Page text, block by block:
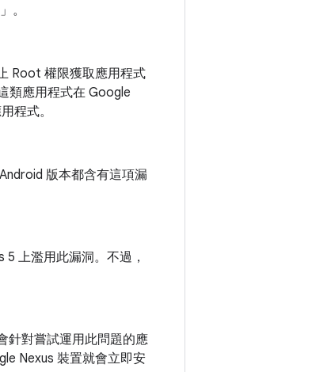
。
Root 權限獲取應用程式
類應用程式在 Google
程式。
版本都含有這項漏
上濫用此漏洞。不過，
針對嘗試運用此問題的應
Nexus 裝置就會立即安